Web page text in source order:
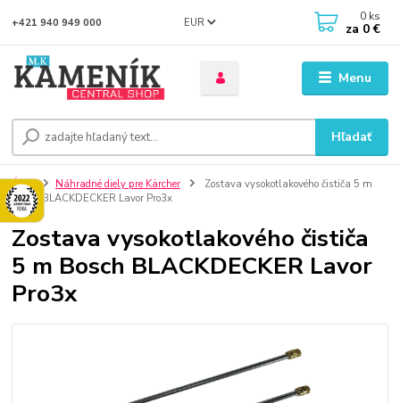
Menu
EUR
Hľadať
+421 940 949 000 0 ks
za 0 €
Úvod Náhradné diely pre Kärcher
Zostava vysokotlakového čističa 5 m
Bosch BLACKDECKER Lavor Pro3x
Zostava vysokotlakového čističa
5 m Bosch BLACKDECKER Lavor
Pro3x